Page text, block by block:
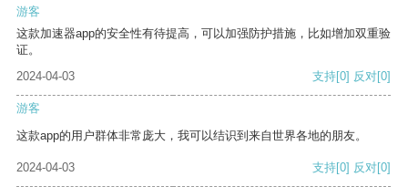
游客
这款加速器app的安全性有待提高，可以加强防护措施，比如增加双重验
证。
2024-04-03
支持[0] 反对[0]
游客
这款app的用户群体非常庞大，我可以结识到来自世界各地的朋友。
2024-04-03 支持[0] 反对[0]